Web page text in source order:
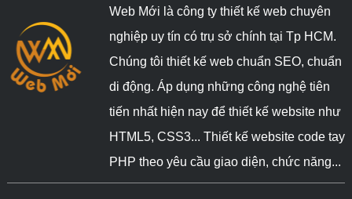
Web Mới là công ty thiết kế web chuyên
nghiệp uy tín có trụ sở chính tại Tp HCM.
Chúng tôi thiết kế web chuẩn SEO, chuẩn
di động. Áp dụng những công nghệ tiên
tiến nhất hiện nay để thiết kế website như
HTML5, CSS3... Thiết kế website code tay
PHP theo yêu cầu giao diện, chức năng...